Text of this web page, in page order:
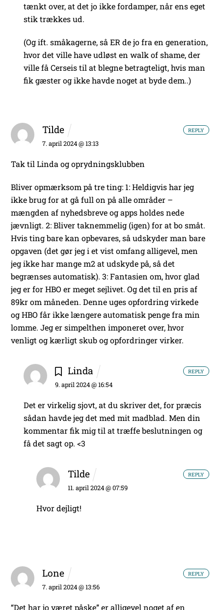
tænkt over, at det jo ikke fordamper, når ens eget
stik trækkes ud.
(Og ift. småkagerne, så ER de jo fra en generation,
hvor det ville have udløst en walk of shame, der
ville få Cerseis til at blegne betragteligt, hvis man
fik gæster og ikke havde noget at byde dem..)
Tilde
7. april 2024 @ 13:13
Tak til Linda og oprydningsklubben
Bliver opmærksom på tre ting: 1: Heldigvis har jeg
ikke brug for at gå full on på alle områder –
mængden af nyhedsbreve og apps holdes nede
jævnligt. 2: Bliver taknemmelig (igen) for at bo småt.
Hvis ting bare kan opbevares, så udskyder man bare
opgaven (det gør jeg i et vist omfang alligevel, men
jeg ikke har mange m2 at udskyde på, så det
begrænses automatisk). 3: Fantasien om, hvor glad
jeg er for HBO er meget sejlivet. Og det til en pris af
89kr om måneden. Denne uges opfordring virkede
og HBO får ikke længere automatisk penge fra min
lomme. Jeg er simpelthen imponeret over, hvor
venligt og kærligt skub og opfordringer virker.
REPLY
Linda
9. april 2024 @ 16:54
Det er virkelig sjovt, at du skriver det, for præcis
sådan havde jeg det med mit madblad. Men din
kommentar fik mig til at træffe beslutningen og
få det sagt op. <3
REPLY
Tilde
11. april 2024 @ 07:59
Hvor dejligt!
REPLY
Lone
7. april 2024 @ 13:56
“Det har jo været påske” er alligevel noget af en
REPLY